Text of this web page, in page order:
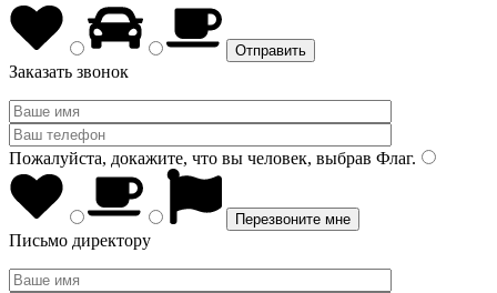
Заказать звонок
Пожалуйста, докажите, что вы человек, выбрав Флаг.
Письмо директору